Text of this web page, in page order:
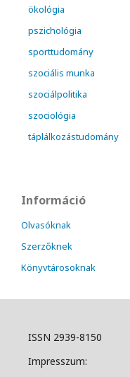
ökológia
pszichológia
sporttudomány
szociális munka
szociálpolitika
szociológia
táplálkozástudomány
Információ
Olvasóknak
Szerzőknek
Könyvtárosoknak
ISSN 2939-8150
Impresszum: